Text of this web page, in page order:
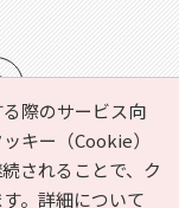
際のサービス向
キー（Cookie）
されることで、ク
。詳細について
ヘルプ